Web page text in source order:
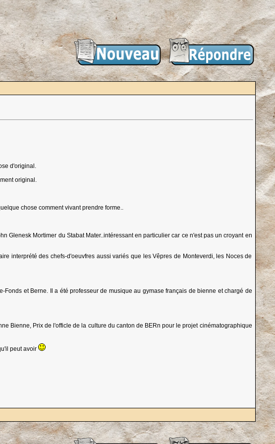
d'original.
original.
chose comment vivant prendre forme..
Glenesk Mortimer du Stabat Mater..intéressant en particulier car ce n'est pas un croyant en
interprété des chefs-d'oeuvfres aussi variés que les Vêpres de Monteverdi, les Noces de
et Berne. Il a été professeur de musique au gymase français de bienne et chargé de
Bienne, Prix de l'officle de la culture du canton de BERn pour le projet cinématographique
peut avoir